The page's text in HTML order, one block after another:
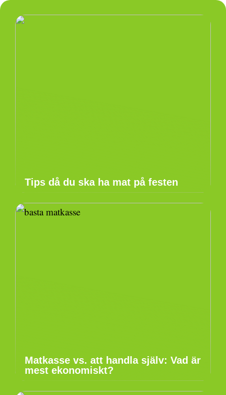
Tips då du ska ha mat på festen
Matkasse vs. att handla själv: Vad är
mest ekonomiskt?